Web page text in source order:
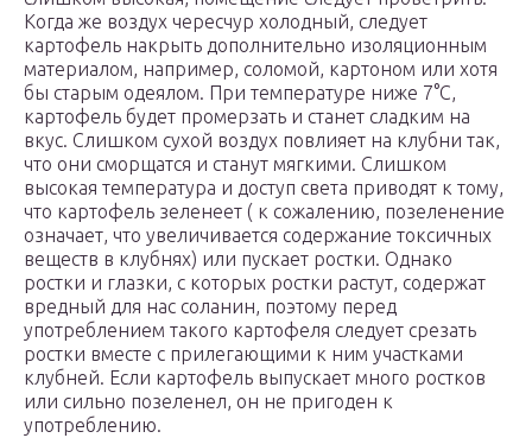
Когда же воздух чересчур холодный, следует
картофель накрыть дополнительно изоляционным
материалом, например, соломой, картоном или хотя
бы старым одеялом. При температуре ниже 7°C,
картофель будет промерзать и станет сладким на
вкус. Слишком сухой воздух повлияет на клубни так,
что они сморщатся и станут мягкими. Слишком
высокая температура и доступ света приводят к тому,
что картофель зеленеет ( к сожалению, позеленение
означает, что увеличивается содержание токсичных
веществ в клубнях) или пускает ростки. Однако
ростки и глазки, с которых ростки растут, содержат
вредный для нас соланин, поэтому перед
употреблением такого картофеля следует срезать
ростки вместе с прилегающими к ним участками
клубней. Если картофель выпускает много ростков
или сильно позеленел, он не пригоден к
употреблению.